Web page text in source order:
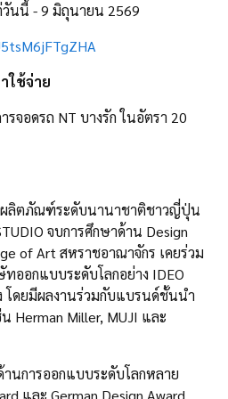
วันนี้ - 9 มิถุนายน 2569
ใช้จ่าย
รจอดรถ NT บางรัก ในอัตรา 20
ผลิตภัณฑ์ระดับนานาชาติชาวญี่ปุ่น
จบการศึกษาด้าน Design
of Art สหราชอาณาจักร เคยร่วม
ออกแบบระดับโลกอย่าง IDEO
โดยมีผลงานร่วมกับแบรนด์ชั้นนำ
Herman Miller, MUJI และ
านการออกแบบระดับโลกหลาย
และ German Design Award